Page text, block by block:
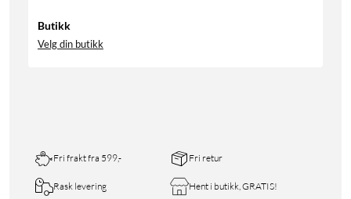
Butikk
Velg din butikk
Fri frakt fra 599,- Fri retur
Rask levering Hent i butikk, GRATIS!